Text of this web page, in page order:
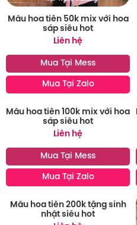
Mẫu hoa tiền 50k mix với hoa
sáp siêu hot
Liên hệ
Mua Tại Mess
Mua Tại Zalo
Mẫu hoa tiền 100k mix với hoa
sáp siêu hot
Liên hệ
Mua Tại Mess
Mua Tại Zalo
Mẫu hoa tiền 200k tặng sinh
nhật siêu hot